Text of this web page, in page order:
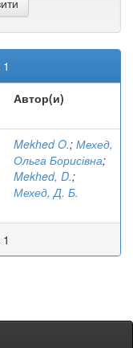
Автор(и)
Mekhed O.; Мехед,
Ольга Борисівна;
Mekhed, D.;
Мехед, Д. Б.